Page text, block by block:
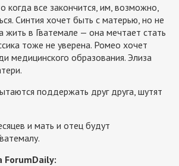
когда все закончится, им, возможно,
Синтия хочет быть с матерью, но не
жить в Гватемале — она мечтает стать
тоже не уверена. Ромео хочет
медицинского образования. Элиза
поддержать друг друга, шутят
и мать и отец будут
ForumDaily: